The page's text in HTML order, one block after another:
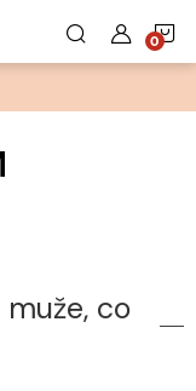
co